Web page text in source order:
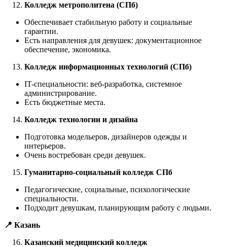
Колледж метрополитена (СПб)
Обеспечивает стабильную работу и социальные
гарантии.
Есть направления для девушек: документационное
обеспечение, экономика.
Колледж информационных технологий (СПб)
IT-специальности: веб-разработка, системное
администрирование.
Есть бюджетные места.
Колледж технологии и дизайна
Подготовка модельеров, дизайнеров одежды и
интерьеров.
Очень востребован среди девушек.
Гуманитарно-социальный колледж СПб
Педагогические, социальные, психологические
специальности.
Подходит девушкам, планирующим работу с людьми.
📍 Казань
Казанский медицинский колледж